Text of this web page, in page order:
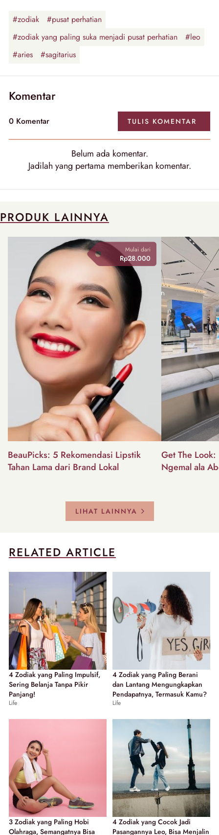
#zodiak
#pusat perhatian
#zodiak yang paling suka menjadi pusat perhatian
#leo
#aries
#sagitarius
Komentar
0 Komentar TULIS KOMENTAR
Belum ada komentar.
Jadilah yang pertama memberikan komentar.
PRODUK LAINNYA
Mulai dari
Rp28.000
BeauPicks: 5 Rekomendasi Lipstik
Tahan Lama dari Brand Lokal
Get The
Ngemal ala
LIHAT LAINNYA
RELATED ARTICLE
4 Zodiak yang Paling Impulsif,
Sering Belanja Tanpa Pikir
Panjang!
Life
4 Zodiak yang Paling Berani
dan Lantang Mengungkapkan
Pendapatnya, Termasuk Kamu?
Life
3 Zodiak yang Paling Hobi
Olahraga, Semangatnya Bisa
4 Zodiak yang Cocok Jadi
Pasangannya Leo, Bisa Menjalin